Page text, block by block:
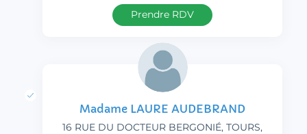
Prendre RDV
Madame LAURE AUDEBRAND
16 RUE DU DOCTEUR BERGONIÉ, TOURS,